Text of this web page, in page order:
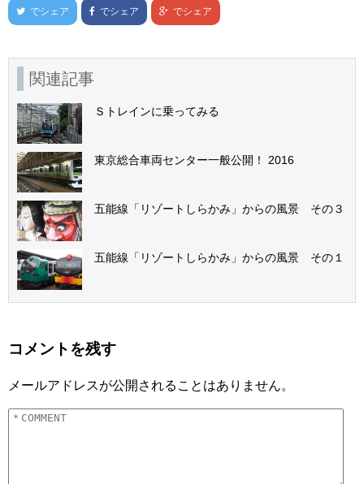
でシェア でシェア でシェア
関連記事
Ｓトレインに乗ってみる
東京総合車両センター一般公開！ 2016
五能線「リゾートしらかみ」からの風景 その３
五能線「リゾートしらかみ」からの風景 その１
コメントを残す
メールアドレスが公開されることはありません。